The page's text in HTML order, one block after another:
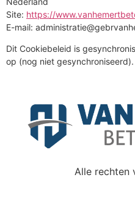
Site: https://
E-mail: administratie@
Dit Cookiebeleid is
op (nog niet gesynchroniseerd).
Alle rechten